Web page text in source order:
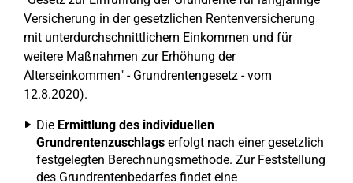
Versicherung in der gesetzlichen Rentenversicherung
mit unterdurchschnittlichem Einkommen und für
weitere Maßnahmen zur Erhöhung der
Alterseinkommen" - Grundrentengesetz - vom
12.8.2020).
Die Ermittlung des individuellen
Grundrentenzuschlags erfolgt nach einer gesetzlich
festgelegten Berechnungsmethode. Zur Feststellung
des Grundrentenbedarfes findet eine